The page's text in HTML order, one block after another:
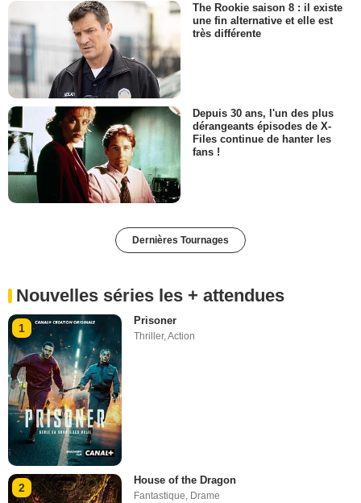
The Rookie saison 8 : il existe
une fin alternative et elle est
très différente
Depuis 30 ans, l'un des plus
dérangeants épisodes de X-
Files continue de hanter les
fans !
Dernières Tournages
Nouvelles séries les + attendues
1
Prisoner
Thriller,Action
2
House of the Dragon
Fantastique, Drame